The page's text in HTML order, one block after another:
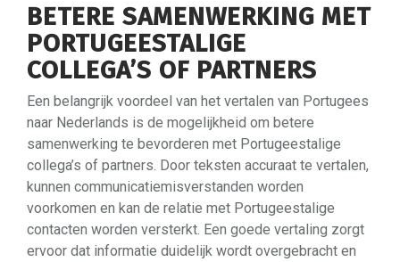
BETERE SAMENWERKING MET
PORTUGEESTALIGE
COLLEGA’S OF PARTNERS
Een belangrijk voordeel van het vertalen van Portugees
naar Nederlands is de mogelijkheid om betere
samenwerking te bevorderen met Portugeestalige
collega’s of partners. Door teksten accuraat te vertalen,
kunnen communicatiemisverstanden worden
voorkomen en kan de relatie met Portugeestalige
contacten worden versterkt. Een goede vertaling zorgt
ervoor dat informatie duidelijk wordt overgebracht en